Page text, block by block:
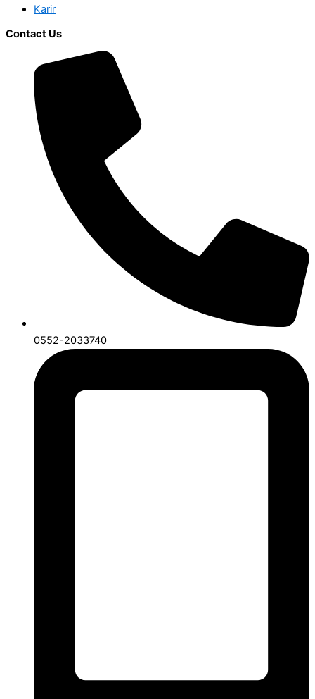
Karir
Contact Us
0552-2033740